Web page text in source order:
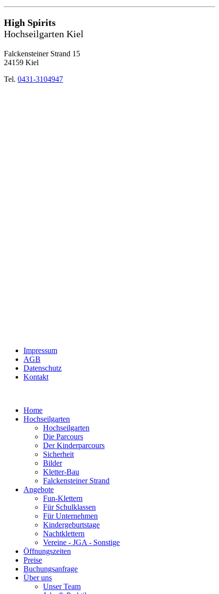
High Spirits
Hochseilgarten Kiel
Falckensteiner Strand 15
24159 Kiel
Tel. 0431-3104947
Impressum
AGB
Datenschutz
Kontakt
Home
Hochseilgarten
Hochseilgarten
Die Parcours
Der Kinderparcours
Sicherheit
Bilder
Kletter-Bau
Falckensteiner Strand
Angebote
Fun-Klettern
Für Schulklassen
Für Unternehmen
Kindergeburtstage
Nachtklettern
Vereine - JGA - Sonstige
Öffnungszeiten
Preise
Buchungsanfrage
Über uns
Unser Team